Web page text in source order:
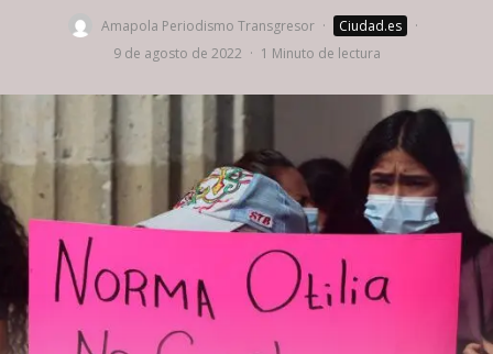
Amapola Periodismo Transgresor · Ciudad.es
·
9 de agosto de 2022 · 1 Minuto de lectura